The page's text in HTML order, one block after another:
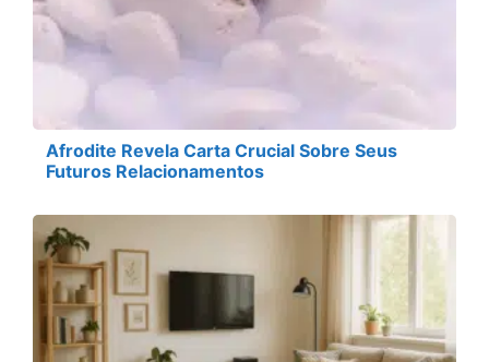
Afrodite Revela Carta Crucial Sobre Seus
Futuros Relacionamentos